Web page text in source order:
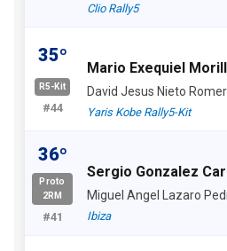
Clio Rally5
35º
R5-Kit
#44
Mario Exequiel
David Jesus Nieto
Yaris Kobe Rally5-Kit
36º
Proto
2RM
#41
Sergio Gonzalez
Miguel Angel Lazaro
Ibiza